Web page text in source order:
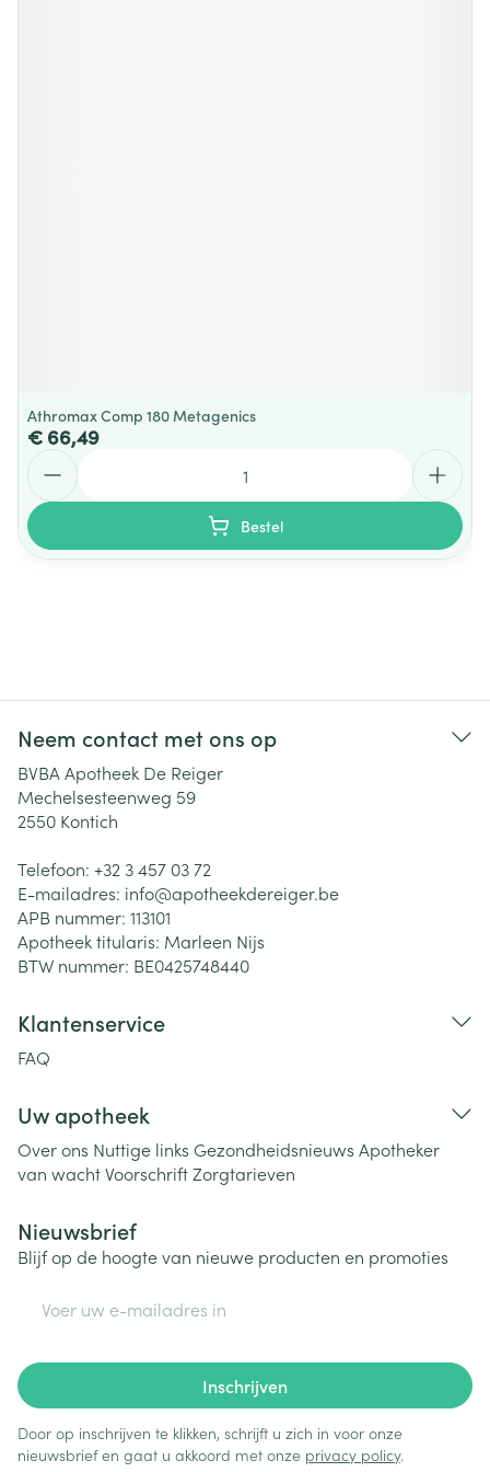
Athromax Comp 180 Metagenics
€ 66,49
Bestel
Neem contact met ons op
BVBA Apotheek De Reiger
Mechelsesteenweg 59
2550 Kontich
Telefoon: +32 3 457 03 72
E-mailadres: info@apotheekdereiger.be
APB nummer: 113101
Apotheek titularis: Marleen Nijs
BTW nummer: BE0425748440
Klantenservice
FAQ
Uw apotheek
Over ons Nuttige links Gezondheidsnieuws Apotheker
van wachtVoorschriftZorgtarieven
Nieuwsbrief
Blijf op de hoogte van nieuwe producten en promoties
Inschrijven
Door op inschrijven te klikken, schrijft u zich in voor onze
nieuwsbrief en gaat u akkoord met onze privacy policy.